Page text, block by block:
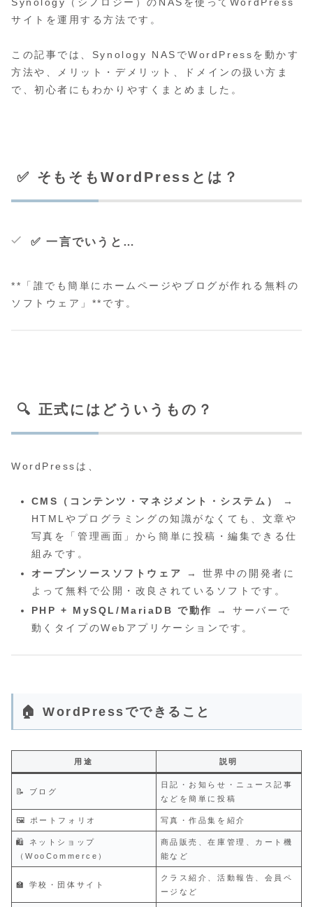
サイトを運用する方法です。
この記事では、Synology NASでWordPressを動かす
方法や、メリット・デメリット、ドメインの扱い方ま
で、初心者にもわかりやすくまとめました。
✅ そもそもWordPressとは？
✅ 一言でいうと…
**「誰でも簡単にホームページやブログが作れる無料の
ソフトウェア」**です。
🔍 正式にはどういうもの？
WordPressは、
CMS（コンテンツ・マネジメント・システム）
→
HTMLやプログラミングの知識がなくても、文章や
写真を「管理画面」から簡単に投稿・編集できる仕
組みです。
オープンソースソフトウェア
→ 世界中の開発者に
よって無料で公開・改良されているソフトです。
PHP + MySQL/MariaDB で動作
→ サーバーで
動くタイプのWebアプリケーションです。
🏠 WordPressでできること
用途 説明
📝 ブログ
日記・お知らせ・ニュース記事
などを簡単に投稿
🖼️ ポートフォリオ 写真・作品集を紹介
🛍️ ネットショップ
（WooCommerce）
商品販売、在庫管理、カート機
能など
🏫 学校・団体サイト
クラス紹介、活動報告、会員ペ
ージなど